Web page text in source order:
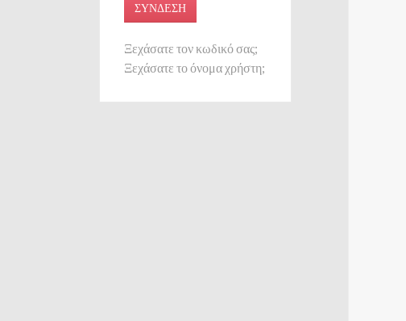
ΣΎΝΔΕΣΗ
Ξεχάσατε τον κωδικό σας;
Ξεχάσατε το όνομα χρήστη;